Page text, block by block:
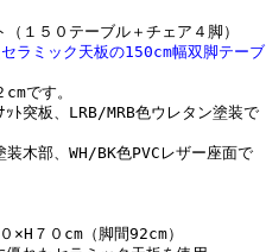
１５０テーブル＋チェア４脚）
ラミック天板の150cm幅双脚テーブ
です。
ﾄ突板、LRB/MRB色ウレタン塗装で
木部、WH/BK色PVCレザー座面で
×H７０cm（脚間92cm）